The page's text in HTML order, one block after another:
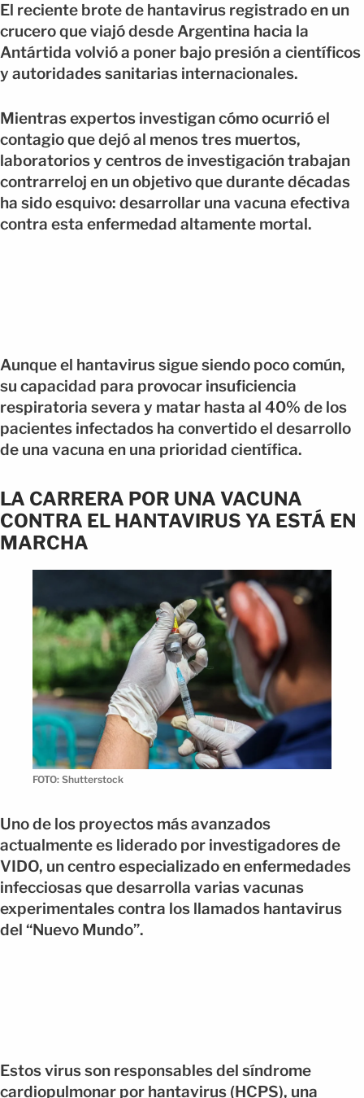
El reciente brote de hantavirus registrado en un
crucero que viajó desde Argentina hacia la
Antártida volvió a poner bajo presión a científicos
y autoridades sanitarias internacionales.
Mientras expertos investigan cómo ocurrió el
contagio que dejó al menos tres muertos,
laboratorios y centros de investigación trabajan
contrarreloj en un objetivo que durante décadas
ha sido esquivo: desarrollar una vacuna efectiva
contra esta enfermedad altamente mortal.
Aunque el hantavirus sigue siendo poco común,
su capacidad para provocar insuficiencia
respiratoria severa y matar hasta al 40% de los
pacientes infectados ha convertido el desarrollo
de una vacuna en una prioridad científica.
LA CARRERA POR UNA VACUNA
CONTRA EL HANTAVIRUS YA ESTÁ EN
MARCHA
FOTO: Shutterstock
Uno de los proyectos más avanzados
actualmente es liderado por investigadores de
VIDO, un centro especializado en enfermedades
infecciosas que desarrolla varias vacunas
experimentales contra los llamados hantavirus
del “Nuevo Mundo”.
Estos virus son responsables del síndrome
cardiopulmonar por hantavirus (HCPS), una